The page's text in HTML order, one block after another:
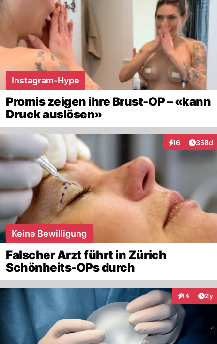
Instagram-Hype
Promis zeigen ihre Brust-OP – «kann
Druck auslösen»
16
Interaktionen
358d
Keine Bewilligung
Falscher Arzt führt in Zürich
Schönheits-OPs durch
14 2y